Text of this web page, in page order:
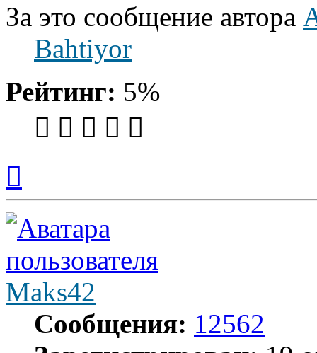
За это сообщение автора
Bahtiyor
Рейтинг: 5%
началу
Maks42
Сообщения: 12562